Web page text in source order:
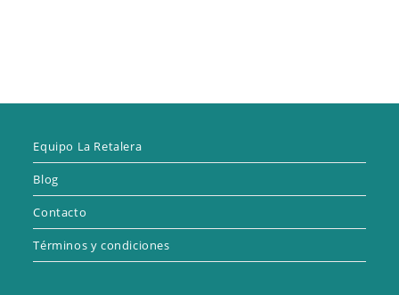
Equipo La Retalera
Blog
Contacto
Términos y condiciones